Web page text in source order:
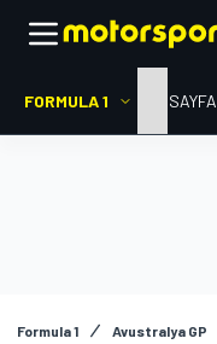
FORMULA 1 ANA SAYFA
Formula 1 Avustralya GP